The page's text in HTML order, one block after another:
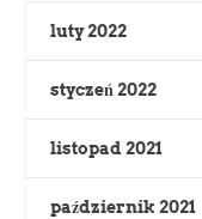
luty 2022
styczeń 2022
listopad 2021
październik 2021